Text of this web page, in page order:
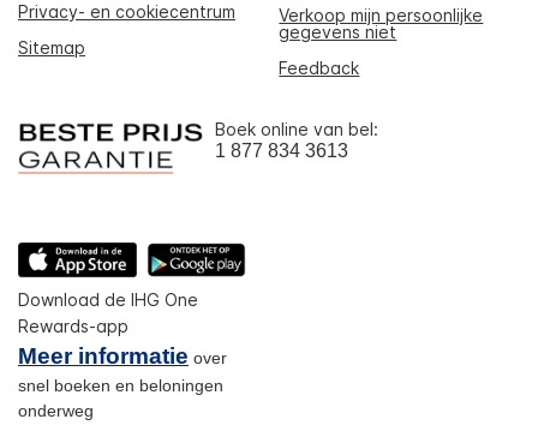
Privacy- en cookiecentrum
Verkoop mijn persoonlijke
gegevens niet
Sitemap
Feedback
Boek online van bel:
1 877 834 3613
Download de IHG One
Rewards-app
Meer informatie over
snel boeken en beloningen
onderweg